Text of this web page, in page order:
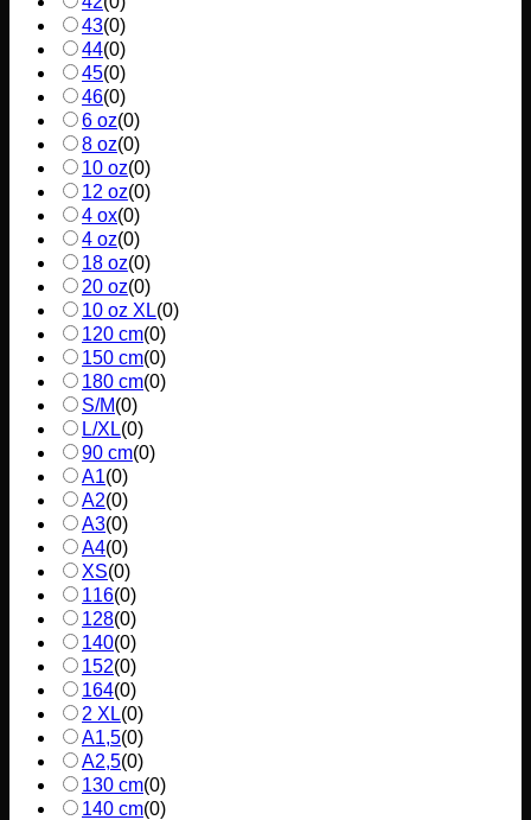
43(0)
44(0)
45(0)
46(0)
6 oz(0)
8 oz(0)
10 oz(0)
12 oz(0)
4 ox(0)
4 oz(0)
18 oz(0)
20 oz(0)
10 oz XL(0)
120 cm(0)
150 cm(0)
180 cm(0)
S/M(0)
L/XL(0)
90 cm(0)
A1(0)
A2(0)
A3(0)
A4(0)
XS(0)
116(0)
128(0)
140(0)
152(0)
164(0)
2 XL(0)
A1,5(0)
A2,5(0)
130 cm(0)
140 cm(0)